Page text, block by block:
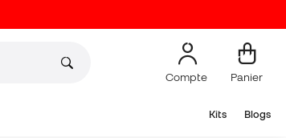
Compte Panier
Kits Blogs